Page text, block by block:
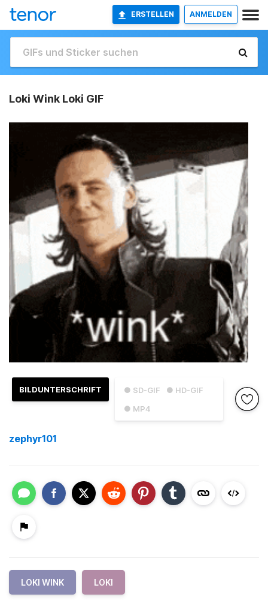
ERSTELLEN ANMELDEN
Loki Wink Loki GIF
● SD-GIF
● HD-GIF
● MP4
BILDUNTERSCHRIFT
zephyr101
LOKI WINK LOKI